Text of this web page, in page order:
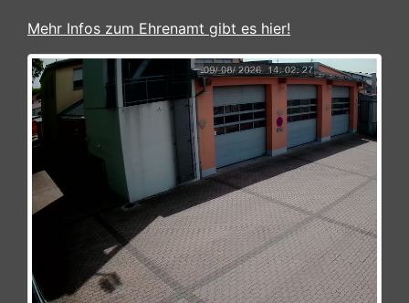
Mehr Infos zum Ehrenamt gibt es hier!